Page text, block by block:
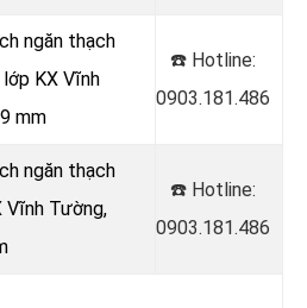
ngăn thạch
KX Vĩnh
mm
☎️ Hotline:
0903.181.486
ngăn thạch
Vĩnh Tường,
☎️ Hotline:
0903.181.486